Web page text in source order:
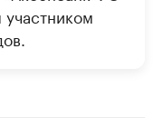
участником